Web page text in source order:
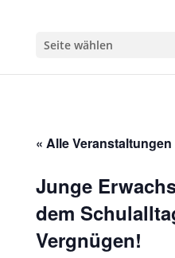
Seite wählen
« Alle Veranstaltungen
Junge
dem
Vergnügen!